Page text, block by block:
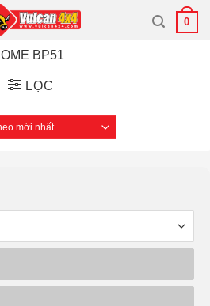
0
OME BP51
LỌC